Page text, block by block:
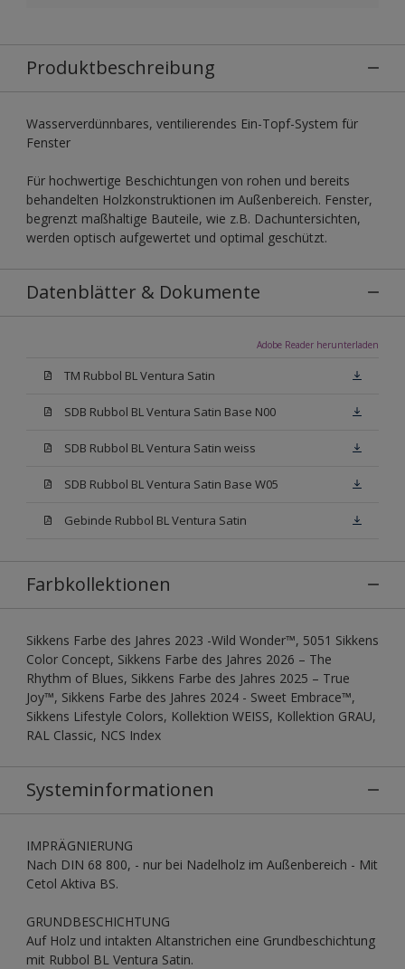
Produktbeschreibung
Wasserverdünnbares, ventilierendes Ein-Topf-System für
Fenster
Für hochwertige Beschichtungen von rohen und bereits
behandelten Holzkonstruktionen im Außenbereich. Fenster,
begrenzt maßhaltige Bauteile, wie z.B. Dachuntersichten,
werden optisch aufgewertet und optimal geschützt.
Datenblätter & Dokumente
Adobe Reader herunterladen
TM Rubbol BL Ventura Satin
SDB Rubbol BL Ventura Satin Base N00
SDB Rubbol BL Ventura Satin weiss
SDB Rubbol BL Ventura Satin Base W05
Gebinde Rubbol BL Ventura Satin
Farbkollektionen
Sikkens Farbe des Jahres 2023 -Wild Wonder™, 5051 Sikkens
Color Concept, Sikkens Farbe des Jahres 2026 – The
Rhythm of Blues, Sikkens Farbe des Jahres 2025 – True
Joy™, Sikkens Farbe des Jahres 2024 - Sweet Embrace™,
Sikkens Lifestyle Colors, Kollektion WEISS, Kollektion GRAU,
RAL Classic, NCS Index
Systeminformationen
IMPRÄGNIERUNG
Nach DIN 68 800, - nur bei Nadelholz im Außenbereich - Mit
Cetol Aktiva BS.
GRUNDBESCHICHTUNG
Auf Holz und intakten Altanstrichen eine Grundbeschichtung
mit Rubbol BL Ventura Satin.